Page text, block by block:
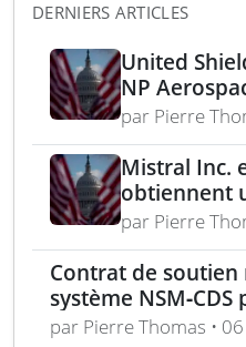
DERNIERS ARTICLES
United
NP
forces pour
aux
déminage
par Pierre
Mistral Inc.
obtiennent
commande
US Army
Systems
par Pierre
Contrat de
système
missiles navals
par Pierre Thomas •